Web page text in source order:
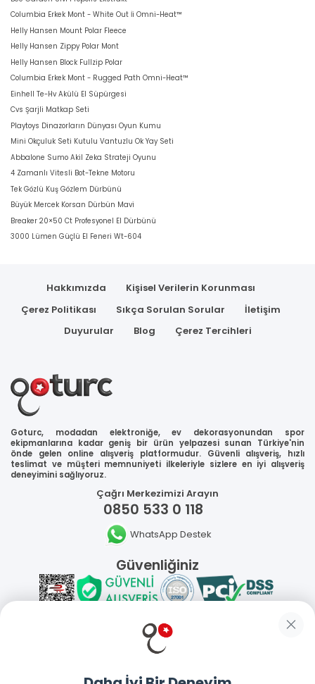
Columbia Erkek Mont - White Out İi Omni-Heat™
Helly Hansen Mount Polar Fleece
Helly Hansen Zippy Polar Mont
Helly Hansen Block Fullzip Polar
Columbia Erkek Mont - Rugged Path Omni-Heat™
Einhell Te-Hv Akülü El Süpürgesi
Cvs Şarjli Matkap Seti
Playtoys Dinazorların Dünyası Oyun Kumu
Mini Okçuluk Seti Kutulu Vantuzlu Ok Yay Seti
Abbalone Sumo Akil Zeka Strateji Oyunu
4 Zamanlı Vitesli Bot-Tekne Motoru
Tek Gözlü Kuş Gözlem Dürbünü
Büyük Mercek Korsan Dürbün Mavi
Breaker 20×50 Ct Profesyonel El Dürbünü
3000 Lümen Güçlü El Feneri Wt-604
Hakkımızda
Kişisel Verilerin Korunması
Çerez Politikası
Sıkça Sorulan Sorular
İletişim
Duyurular
Blog Çerez Tercihleri
Goturc, modadan elektroniğe, ev dekorasyonundan spor
ekipmanlarına kadar geniş bir ürün yelpazesi sunan Türkiye'nin
önde gelen online alışveriş platformudur. Güvenli alışveriş, hızlı
teslimat ve müşteri memnuniyeti ilkeleriyle sizlere en iyi alışveriş
deneyimini sağlıyoruz.
Çağrı Merkezimizi Arayın
0850 533 0 118
WhatsApp Destek
Güvenliğiniz
Sosyal Medya